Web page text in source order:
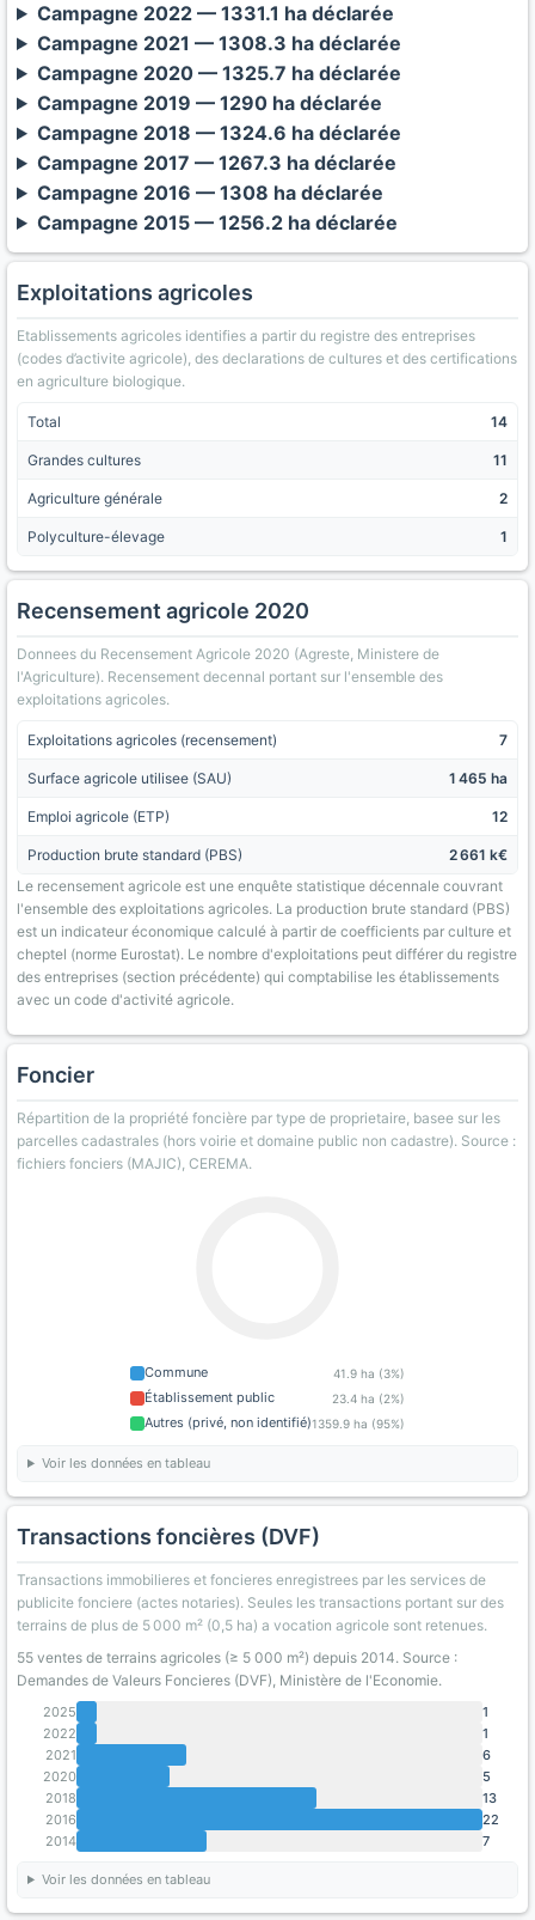
Campagne 2022 — 1331.1 ha déclarée
Campagne 2021 — 1308.3 ha déclarée
Campagne 2020 — 1325.7 ha déclarée
Campagne 2019 — 1290 ha déclarée
Campagne 2018 — 1324.6 ha déclarée
Campagne 2017 — 1267.3 ha déclarée
Campagne 2016 — 1308 ha déclarée
Campagne 2015 — 1256.2 ha déclarée
Exploitations agricoles
Etablissements agricoles identifies a partir du registre des entreprises
(codes d’activite agricole), des declarations de cultures et des certifications
en agriculture biologique.
Total 14
Grandes cultures 11
Agriculture générale 2
Polyculture-élevage 1
Recensement agricole 2020
Donnees du Recensement Agricole 2020 (Agreste, Ministere de
l'Agriculture). Recensement decennal portant sur l'ensemble des
exploitations agricoles.
Exploitations agricoles (recensement) 7
Surface agricole utilisee (SAU) 1 465 ha
Emploi agricole (ETP) 12
Production brute standard (PBS)
2 661 k€
Le recensement agricole est une enquête statistique décennale couvrant
l'ensemble des exploitations agricoles. La production brute standard (PBS)
est un indicateur économique calculé à partir de coefficients par culture et
cheptel (norme Eurostat). Le nombre d'exploitations peut différer du registre
des entreprises (section précédente) qui comptabilise les établissements
avec un code d'activité agricole.
Foncier
Répartition de la propriété foncière par type de proprietaire, basee sur les
parcelles cadastrales (hors voirie et domaine public non cadastre). Source :
fichiers fonciers (MAJIC), CEREMA.
Commune 41.9 ha (3%)
Établissement public 23.4 ha (2%)
Autres (privé, non identifié)1359.9 ha (95%)
Voir les données en tableau
Transactions foncières (DVF)
Transactions immobilieres et foncieres enregistrees par les services de
publicite fonciere (actes notaries). Seules les transactions portant sur des
terrains de plus de 5 000 m² (0,5 ha) a vocation agricole sont retenues.
55 ventes de terrains agricoles (≥ 5 000 m²) depuis 2014. Source :
Demandes de Valeurs Foncieres (DVF), Ministère de l'Economie.
2025
1
2022
1
2021
6
2020
5
2018
13
2016
22
2014
7
Voir les données en tableau